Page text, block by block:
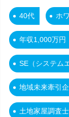
40代 ホ
年収1,000万円
SE（システム
地域未来牽引
土地家屋調査士